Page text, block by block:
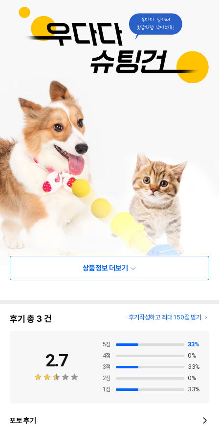
상품정보 더보기
후기 총 3 건 후기작성하고 최대 150점 받기
2.7
5점 33%
4점 0%
3점 33%
2점 0%
1 점 33%
포토 후기